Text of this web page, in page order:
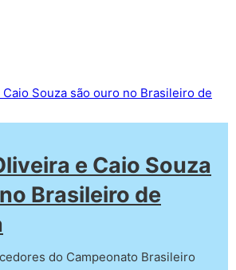
e Caio Souza
Brasileiro de
do Campeonato Brasileiro